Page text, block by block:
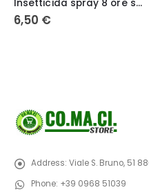
Duracid Microgranuli – Insetticida per Formiche e Insetti 1 kg Vebi
8,90 €
Address: Viale S. Bruno, 51
Phone: +39 0968 51039